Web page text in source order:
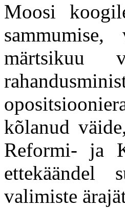
Moosi
märtsikuu
kõlanud
Reformi- ja
ettekäändel
valimiste